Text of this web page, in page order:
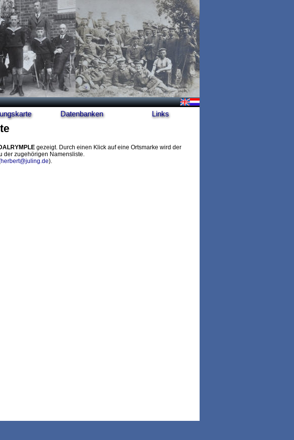
Datenbanken Links
gezeigt. Durch einen Klick auf eine Ortsmarke wird der
der zugehörigen Namensliste.
herbert@juling.de).